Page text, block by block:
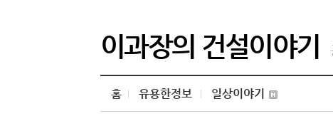
이과장의 건설이야기
홈 유용한정보 일상이야기